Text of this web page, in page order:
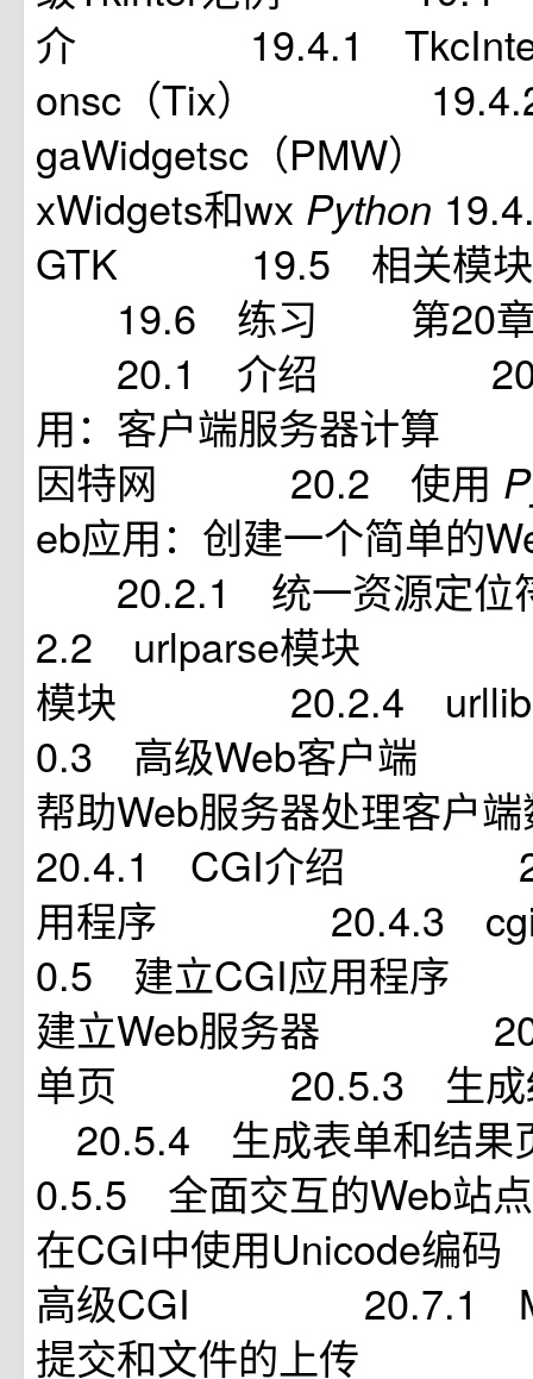
介 19.4.1
onsc（Tix）
gaWidgetsc（PMW
xWidgets和wx Python
GTK 19.5 相关模块
19.6 练习 第20
20.1 介绍
用：客户端服务器
因特网 20.2 使用
eb应用：创建一个简单
20.2.1 统一资源
2.2 urlparse模块
模块 20.2.4
0.3 高级Web客户端
帮助Web服务器处理
20.4.1 CGI介绍
用程序 20.4.3 cgi
0.5 建立CGI应用
建立Web服务器
单页 20.5.3 生
20.5.4 生成表单
0.5.5 全面交互的Web
在CGI中使用
高级CGI 20.7.1
提交和文件的上传